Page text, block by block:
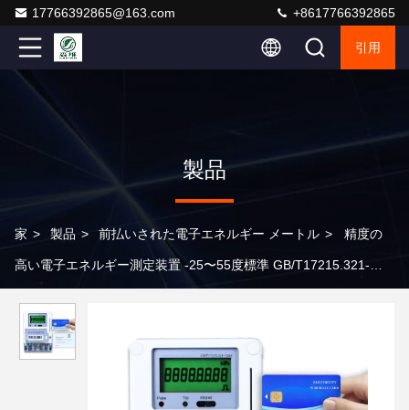
17766392865@163.com +8617766392865
引用
製品
家 > 製品 > 前払いされた電子エネルギー メートル > 精度の
高い電子エネルギー測定装置 -25〜55度標準 GB/T17215.321-